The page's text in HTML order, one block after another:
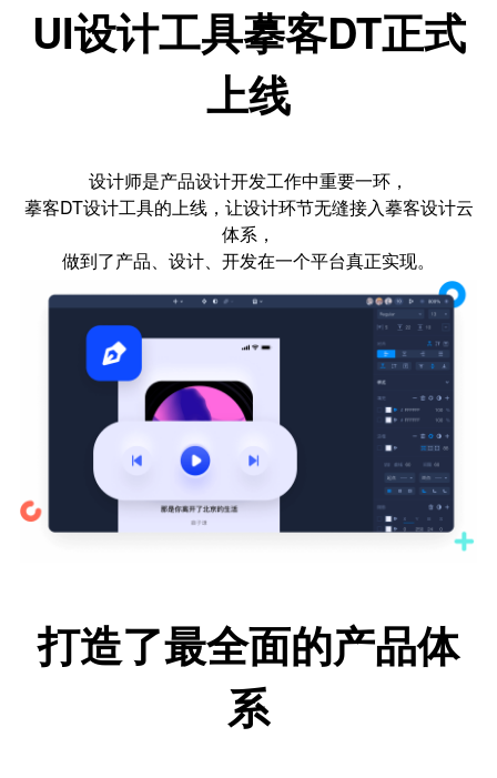
UI设计工具摹客DT正式
上线
设计师是产品设计开发工作中重要一环，
摹客DT设计工具的上线，让设计环节无缝接入摹客设计云
体系，
做到了产品、设计、开发在一个平台真正实现。
打造了最全面的产品体
系